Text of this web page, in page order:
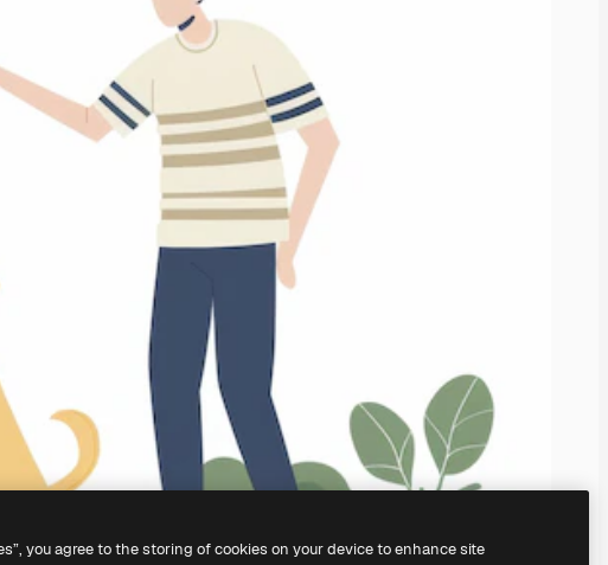
you agree to the storing of cookies on your device to enhance site